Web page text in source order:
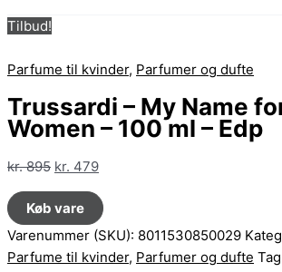
Tilbud!
Parfume til kvinder, Parfumer og dufte
Trussardi – My Name
Women – 100 ml – Edp
kr.895 Den
oprindelige
pris
var:
kr. 895.
kr. 479Den
pris
er:
kr. 479.
Køb vare
Varenummer (SKU): 8011530850029
Parfume til kvinder, Parfumer og dufte